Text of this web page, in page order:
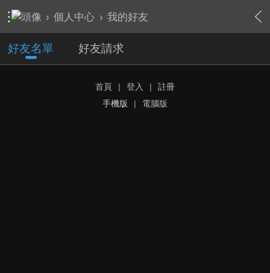
› 個人中心 › 我的好友
好友名單 好友請求
首頁 | 登入 |
註冊
手機版
| 電腦版